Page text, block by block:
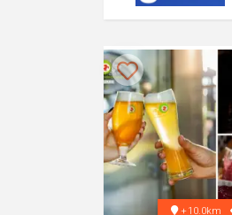
+10.0km